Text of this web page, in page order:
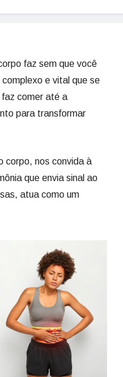
faz sem que você
e vital que se
faz comer até a
para transformar
corpo, nos convida à
que envia sinal ao
atua como um